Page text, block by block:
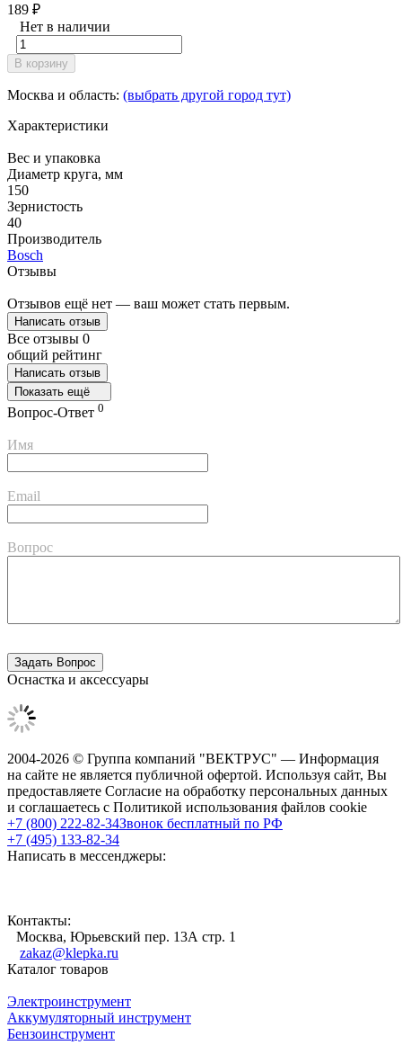
189 ₽
Нет в наличии
В корзину
Москва и область: (выбрать другой город тут)
Характеристики
Вес и упаковка
Диаметр круга, мм
150
Зернистость
40
Производитель
Bosch
Отзывы
Отзывов ещё нет — ваш может стать первым.
Написать отзыв
Все отзывы 0
общий рейтинг
Написать отзыв
Показать ещё
Вопрос-Ответ 0
Имя
Email
Вопрос
Оснастка и аксессуары
2004-2026 © Группа компаний "ВЕКТРУС" — Информация
на сайте не является публичной офертой. Используя сайт, Вы
предоставляете Согласие на обработку персональных данных
и соглашаетесь с Политикой использования файлов cookie
+7 (800) 222-82-34Звонок бесплатный по РФ
+7 (495) 133-82-34
Написать в мессенджеры:
Контакты:
Москва, Юрьевский пер. 13А стр. 1
zakaz@klepka.ru
Каталог товаров
Электроинструмент
Аккумуляторный инструмент
Бензоинструмент